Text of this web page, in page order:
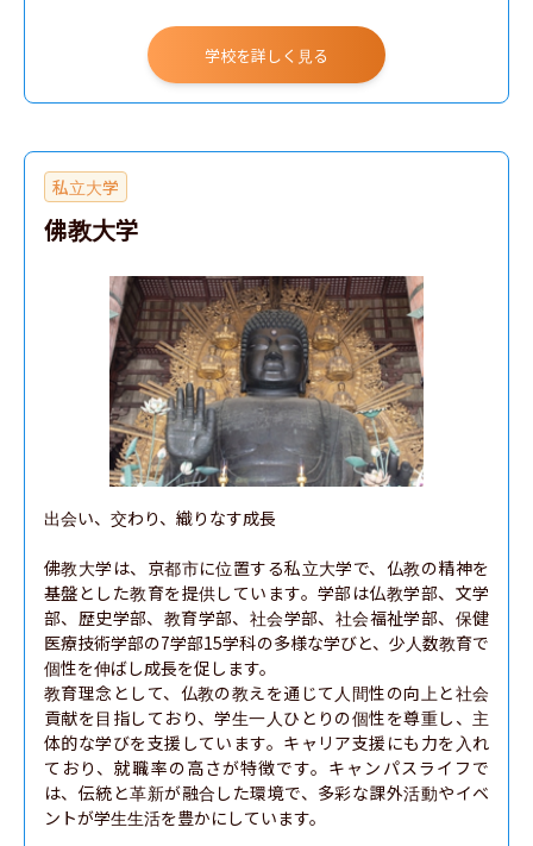
学校を詳しく見る
私立大学
佛教大学
出会い、交わり、織りなす成長
佛教大学は、京都市に位置する私立大学で、仏教の精神を
基盤とした教育を提供しています。学部は仏教学部、文学
部、歴史学部、教育学部、社会学部、社会福祉学部、保健
医療技術学部の7学部15学科の多様な学びと、少人数教育で
個性を伸ばし成長を促します。
教育理念として、仏教の教えを通じて人間性の向上と社会
貢献を目指しており、学生一人ひとりの個性を尊重し、主
体的な学びを支援しています。キャリア支援にも力を入れ
ており、就職率の高さが特徴です。キャンパスライフで
は、伝統と革新が融合した環境で、多彩な課外活動やイベ
ントが学生生活を豊かにしています。